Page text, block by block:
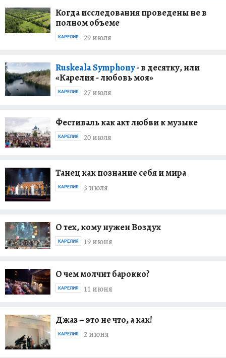
Когда исследования проведены не в
полном объеме
29 июля
КАРЕЛИЯ
Ruskeala Symphony- в десятку, или
«Карелия - любовь моя»
27 июля
КАРЕЛИЯ
Фестиваль как акт любви к музыке
20 июля
КАРЕЛИЯ
Танец как познание себя и мира
3 июля
КАРЕЛИЯ
О тех, кому нужен Воздух
19 июня
КАРЕЛИЯ
О чем молчит барокко?
11 июня
КАРЕЛИЯ
Джаз – это не что, а как!
2 июня
КАРЕЛИЯ